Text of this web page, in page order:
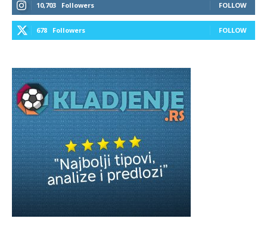
10,703 Followers FOLLOW
678 Followers FOLLOW